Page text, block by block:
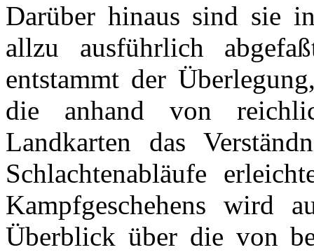
Darüber hinaus sind sie
allzu ausführlich
entstammt der
die anhand von
Landkarten das
Schlachtenabläufe
Kampfgeschehens wird
Überblick über die von